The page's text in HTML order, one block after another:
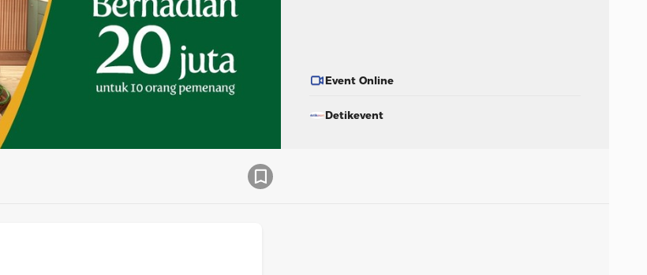
Event Online
Detikevent